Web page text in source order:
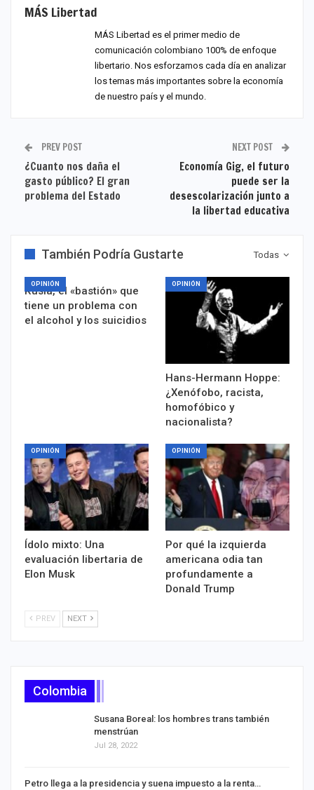
MÁS Libertad
MÁS Libertad es el primer medio de
comunicación colombiano 100% de enfoque
libertario. Nos esforzamos cada día en analizar
los temas más importantes sobre la economía
de nuestro país y el mundo.
PREV POST
¿Cuanto nos daña el
gasto público? El gran
problema del Estado
NEXT POST
Economía Gig, el futuro
puede ser la
desescolarización junto a
la libertad educativa
Todas
También Podría Gustarte
OPINIÓN
Rusia, el «bastión» que
tiene un problema con
el alcohol y los suicidios
OPINIÓN
Hans-Hermann Hoppe:
¿Xenófobo, racista,
homofóbico y
nacionalista?
OPINIÓN
Ídolo mixto: Una
evaluación libertaria de
Elon Musk
OPINIÓN
Por qué la izquierda
americana odia tan
profundamente a
Donald Trump
PREV NEXT
Colombia
Susana Boreal: los hombres trans también
menstrúan
Jul 28, 2022
Petro llega a la presidencia y suena impuesto a la renta…